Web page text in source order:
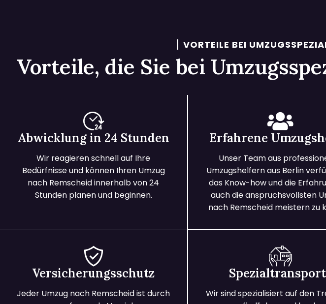
VORTEILE BEI
Vorteile, die Sie bei
Abwicklung in 24 Stunden
Wir reagieren schnell auf Ihre
Bedürfnisse und können Ihren Umzug
nach Remscheid innerhalb von 24
Stunden planen und beginnen.
Erfahrene
Unser Team aus
Umzugshelfern aus Berlin
das Know-how und die
auch die anspruchsvollsten
nach Remscheid meistern zu
Versicherungsschutz
Jeder Umzug nach Remscheid ist durch
Wir sind spezialisiert auf den